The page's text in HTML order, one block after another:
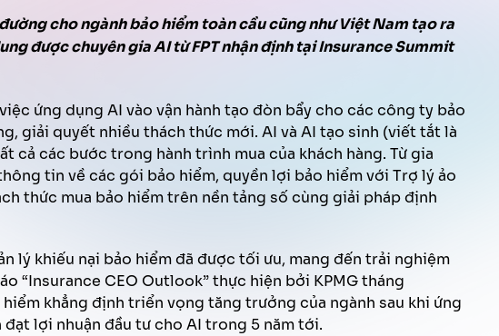
lý ảo Văn phòng Quản trị tri thức
lý chất lượng tổng đài Xử lý tài liệu tự
hiệu quả bán hàng Chiến dịch
AI Adjust FPT AI Voice
cho ngành bảo hiểm toàn cầu cũng như Việt Nam tạo ra
được chuyên gia AI từ FPT nhận định tại Insurance Summit
ứng dụng AI vào vận hành tạo đòn bẩy cho các công ty bảo
giải quyết nhiều thách thức mới. AI và AI tạo sinh (viết tắt là
cả các bước trong hành trình mua của khách hàng. Từ gia
tin về các gói bảo hiểm, quyền lợi bảo hiểm với Trợ lý ảo
thức mua bảo hiểm trên nền tảng số cùng giải pháp định
lý khiếu nại bảo hiểm đã được tối ưu, mang đến trải nghiệm
“Insurance CEO Outlook” thực hiện bởi KPMG tháng
khẳng định triển vọng tăng trưởng của ngành sau khi ứng
lợi nhuận đầu tư cho AI trong 5 năm tới.